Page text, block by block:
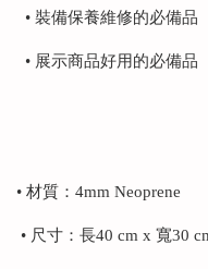
• 裝備保養維修的必備品
• 展示商品好用的必備品
• 材質：4mm Neoprene
• 尺寸：長40 cm x 寬30